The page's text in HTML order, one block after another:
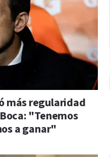
más regularidad
"Tenemos
a ganar"